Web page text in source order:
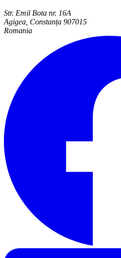
Str. Emil Bota nr. 16A
Agigea, Constanța 907015
Romania